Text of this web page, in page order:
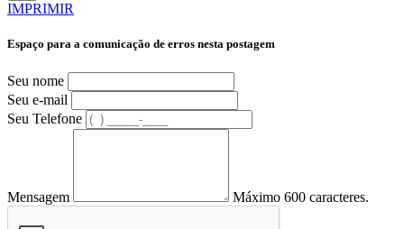
IMPRIMIR
Espaço para a comunicação de erros nesta postagem
Seu nome
Seu e-mail
Seu Telefone
Mensagem Máximo 600 caracteres.